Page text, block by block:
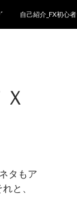
自己紹介_FX初心者
タもア
と、